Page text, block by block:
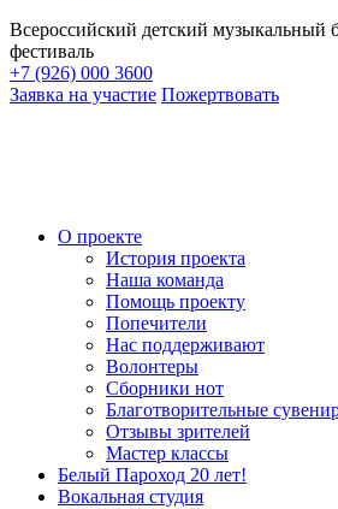
Всероссийский детский музыкальный
фестиваль
+7 (926) 000 3600
Заявка на участие Пожертвовать
О проекте
История проекта
Наша команда
Помощь проекту
Попечители
Нас поддерживают
Волонтеры
Сборники нот
Благотворительные
Отзывы зрителей
Мастер классы
Белый Пароход 20 лет!
Вокальная студия